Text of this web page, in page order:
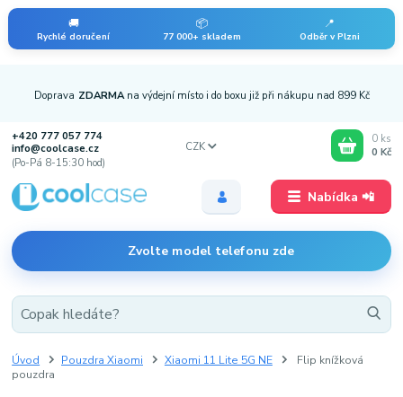
🚚
Rychlé doručení
📦
77 000+ skladem
📍
Odběr v Plzni
Nabídka 📲
Doprava ZDARMA na výdejní místo i do boxu již při nákupu nad 899 Kč
+420 777 057 774
info@coolcase.cz
(Po-Pá 8-15:30 hod)
Zvolte model telefonu zde
CZK
0 ks
0 Kč
Úvod Pouzdra Xiaomi Xiaomi 11 Lite 5G NE
Flip knížková
pouzdra